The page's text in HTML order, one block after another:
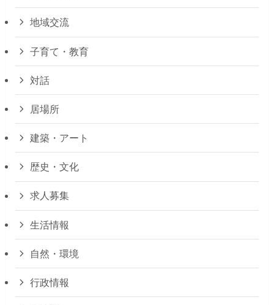
地域交流
子育て・教育
対話
居場所
建築・アート
歴史・文化
求人募集
生活情報
自然・環境
行政情報